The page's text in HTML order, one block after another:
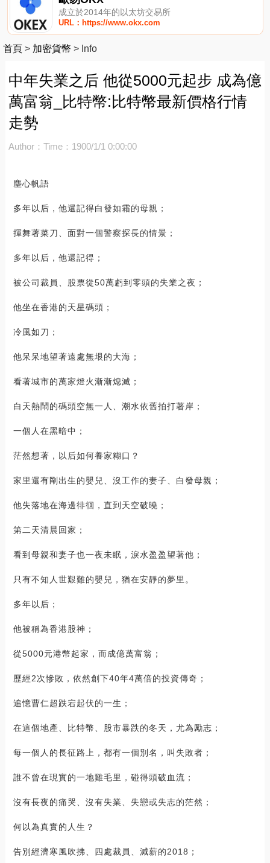
成立於2014年的以太坊交易所
URL：https://www.okx.com
首頁 > 加密貨幣 > Info
中年失業之后 他從5000元起步 成為億
萬富翁_比特幣:比特幣最新價格行情
走勢
Author： Time：1900/1/1 0:00:00
塵心帆語
多年以后，他還記得白發如霜的母親；
揮舞著菜刀、面對一個警察探長的情景；
多年以后，他還記得；
被公司裁員、股票從50萬虧到零頭的失業之夜；
他坐在香港的天星碼頭；
冷風如刀；
他呆呆地望著遠處無垠的大海；
看著城市的萬家燈火漸漸熄滅；
白天熱鬧的碼頭空無一人、潮水依舊拍打著岸；
一個人在黑暗中；
茫然想著，以后如何養家糊口？
家里還有剛出生的嬰兒、沒工作的妻子、白發母親；
他失落地在海邊徘徊，直到天空破曉；
第二天清晨回家；
看到母親和妻子也一夜未眠，淚水盈盈望著他；
只有不知人世艱難的嬰兒，猶在安靜的夢里。
多年以后；
他被稱為香港股神；
從5000元港幣起家，而成億萬富翁；
歷經2次慘敗，依然創下40年4萬倍的投資傳奇；
追憶曹仁超跌宕起伏的一生；
在這個地產、比特幣、股市暴跌的冬天，尤為勵志；
每一個人的長征路上，都有一個別名，叫失敗者；
誰不曾在現實的一地雞毛里，碰得頭破血流；
沒有長夜的痛哭、沒有失業、失戀或失志的茫然；
何以為真實的人生？
告別經濟寒風吹拂、四處裁員、減薪的2018；